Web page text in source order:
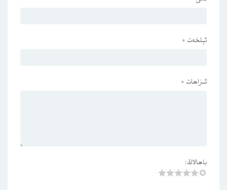
ئېلخەت *
ئىزاھات *
باھالاڭ: